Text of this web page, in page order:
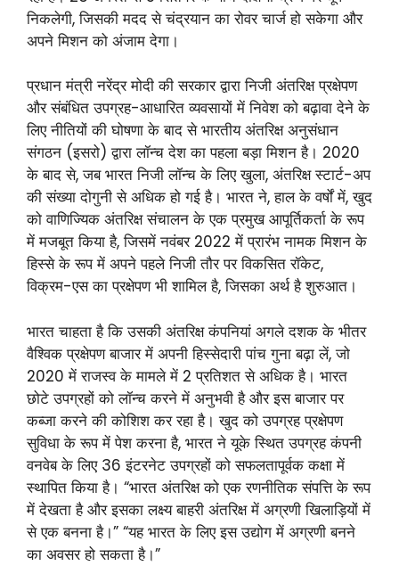
निकलेगी, जिसकी मदद से चंद्रयान का रोवर चार्ज हो सकेगा और
अपने मिशन को अंजाम देगा।
प्रधान मंत्री नरेंद्र मोदी की सरकार द्वारा निजी अंतरिक्ष प्रक्षेपण
और संबंधित उपग्रह-आधारित व्यवसायों में निवेश को बढ़ावा देने के
लिए नीतियों की घोषणा के बाद से भारतीय अंतरिक्ष अनुसंधान
संगठन (इसरो) द्वारा लॉन्च देश का पहला बड़ा मिशन है। 2020
के बाद से, जब भारत निजी लॉन्च के लिए खुला, अंतरिक्ष स्टार्ट-अप
की संख्या दोगुनी से अधिक हो गई है। भारत ने, हाल के वर्षों में, खुद
को वाणिज्यिक अंतरिक्ष संचालन के एक प्रमुख आपूर्तिकर्ता के रूप
में मजबूत किया है, जिसमें नवंबर 2022 में प्रारंभ नामक मिशन के
हिस्से के रूप में अपने पहले निजी तौर पर विकसित रॉकेट,
विक्रम-एस का प्रक्षेपण भी शामिल है, जिसका अर्थ है शुरुआत।
भारत चाहता है कि उसकी अंतरिक्ष कंपनियां अगले दशक के भीतर
वैश्विक प्रक्षेपण बाजार में अपनी हिस्सेदारी पांच गुना बढ़ा लें, जो
2020 में राजस्व के मामले में 2 प्रतिशत से अधिक है। भारत
छोटे उपग्रहों को लॉन्च करने में अनुभवी है और इस बाजार पर
कब्जा करने की कोशिश कर रहा है। खुद को उपग्रह प्रक्षेपण
सुविधा के रूप में पेश करना है, भारत ने यूके स्थित उपग्रह कंपनी
वनवेब के लिए 36 इंटरनेट उपग्रहों को सफलतापूर्वक कक्षा में
स्थापित किया है। “भारत अंतरिक्ष को एक रणनीतिक संपत्ति के रूप
में देखता है और इसका लक्ष्य बाहरी अंतरिक्ष में अग्रणी खिलाड़ियों में
से एक बनना है।” “यह भारत के लिए इस उद्योग में अग्रणी बनने
का अवसर हो सकता है।”